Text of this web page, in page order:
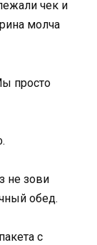
чек и
молча
просто
не зови
обед.
с